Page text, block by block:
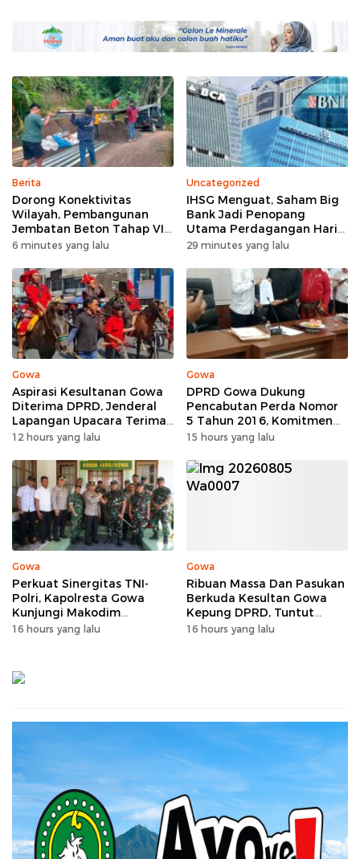
Berita
Dorong Konektivitas
Wilayah, Pembangunan
Jembatan Beton Tahap VI
Kodim 1409/Gowa Mulai
6 minutes yang lalu
Uncategorized
IHSG Menguat, Saham Big
Bank Jadi Penopang
Utama Perdagangan Hari
Ini
29 minutes yang lalu
Gowa
Aspirasi Kesultanan Gowa
Diterima DPRD, Jenderal
Lapangan Upacara Terima
Kasih Kepada Polresta
12 hours yang lalu
Gowa
DPRD Gowa Dukung
Pencabutan Perda Nomor
5 Tahun 2016, Komitmen
Jaga Mareah Kesultan
15 hours yang lalu
Gowa
Perkuat Sinergitas TNI-
Polri, Kapolresta Gowa
Kunjungi Makodim
1409/Gowa
16 hours yang lalu
Gowa
Ribuan Massa Dan Pasukan
Berkuda Kesultan Gowa
Kepung DPRD, Tuntut
Perda LAD Dicabut
16 hours yang lalu